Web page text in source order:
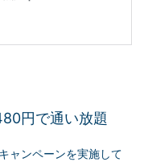
円で通い放題
ャンペーンを実施して